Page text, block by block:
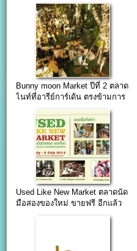
Bunny moon Market ปีที่ 2 ตลาด
ไนท์ที่อารีย์การ์เด้น ตรงข้ามการ
Used Like New Market ตลาดนัด
มือสองของใหม่ ขายฟรี อีกแล้ว